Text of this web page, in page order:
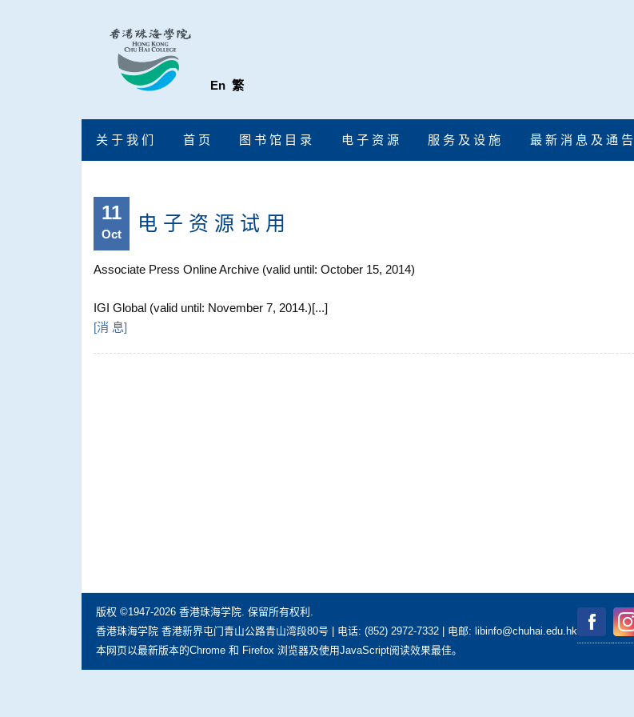
En 繁
关 于 我 们 首 页 图 书 馆 目 录 电 子 资 源 服 务 及 设 施 最 新 消 息 及 通 告
11
Oct 电 子 资 源 试 用
Associate Press Online Archive (valid until: October 15, 2014)
IGI Global (valid until: November 7, 2014.)[...]
[消 息]
版权 ©1947-2026 香港珠海学院. 保留所有权利.
香港珠海学院 香港新界屯门青山公路青山湾段80号 | 电话: (852) 2972-7332 | 电邮: libinfo@chuhai.edu.hk
本网页以最新版本的Chrome 和 Firefox 浏览器及使用JavaScript阅读效果最佳。